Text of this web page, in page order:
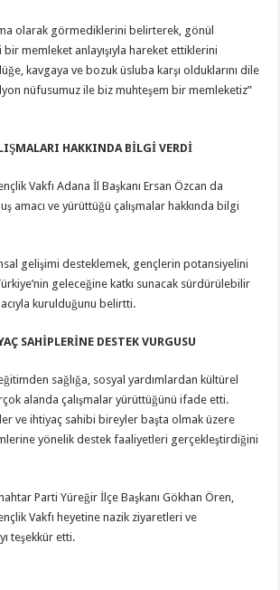
olarak görmediklerini belirterek, gönül
memleket anlayışıyla hareket ettiklerini
kavgaya ve bozuk üsluba karşı olduklarını dile
nüfusumuz ile biz muhteşem bir memleketiz”
HAKKINDA BİLGİ VERDİ
Vakfı Adana İl Başkanı Ersan Özcan da
amacı ve yürüttüğü çalışmalar hakkında bilgi
gelişimi desteklemek, gençlerin potansiyelini
geleceğine katkı sunacak sürdürülebilir
kurulduğunu belirtti.
SAHİPLERİNE DESTEK VURGUSU
sağlığa, sosyal yardımlardan kültürel
alanda çalışmalar yürüttüğünü ifade etti.
ve ihtiyaç sahibi bireyler başta olmak üzere
yönelik destek faaliyetleri gerçekleştirdiğini
Parti Yüreğir İlçe Başkanı Gökhan Ören,
Vakfı heyetine nazik ziyaretleri ve
teşekkür etti.